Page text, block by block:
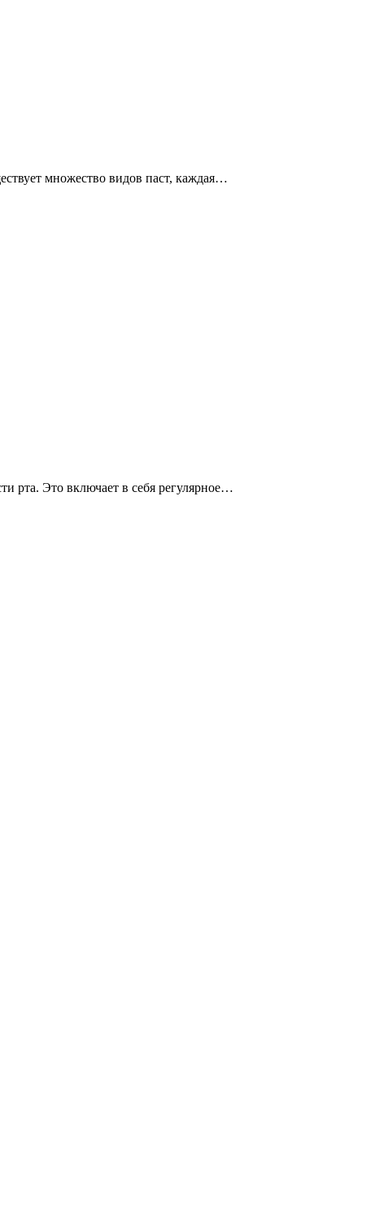
множество видов паст, каждая…
рта. Это включает в себя регулярное…